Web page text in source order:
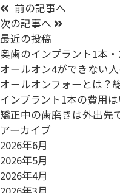
前の記事へ
次の記事へ
最近の投稿
奥歯のインプラント1本
オールオン4ができない
オールオンフォーとは
インプラント1本の費用
矯正中の歯磨きは外出
アーカイブ
2026年6月
2026年5月
2026年4月